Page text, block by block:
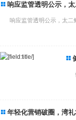
响应监管透明公示，
响应监管透明公示，太二
年轻化营销破圈，湾